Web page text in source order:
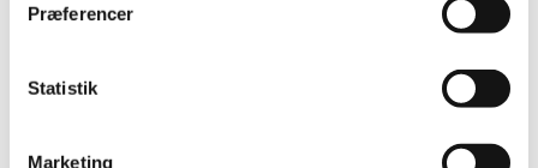
Præferencer
Statistik
Marketing
Vi er mange der hjælper til denne dag
og her er du også velkommen til at hjælpe.